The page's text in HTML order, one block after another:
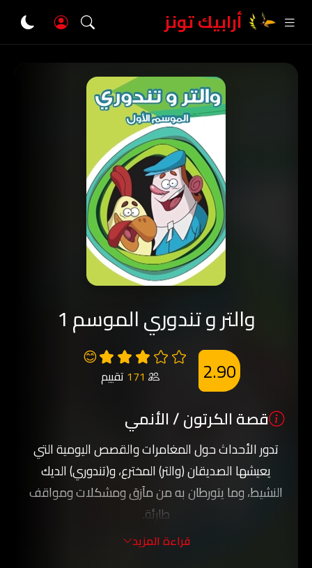
أرابيك تونز
والتر و تندوري الموسم 1
😊
171 تقييم 2.90
قصة الكرتون / الأنمي
تدور الأحداث حول المغامرات والقصص اليومية التي
يعيشها الصديقان (والتر) المخترع، و(تندوري) الديك
النشيط، وما يتورطان به من مآزق ومشكلات ومواقف
طارئة.
قراءة المزيد